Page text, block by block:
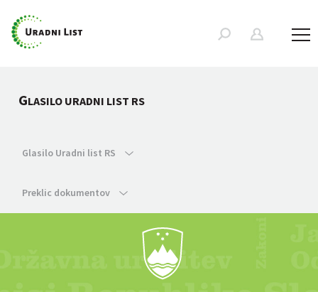
GLASILO URADNI LIST RS
Glasilo Uradni list RS
Preklic dokumentov